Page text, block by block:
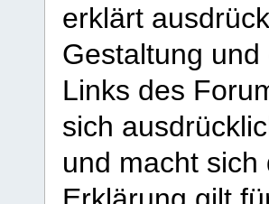
erklärt
Gestaltung
Links des
sich
und macht